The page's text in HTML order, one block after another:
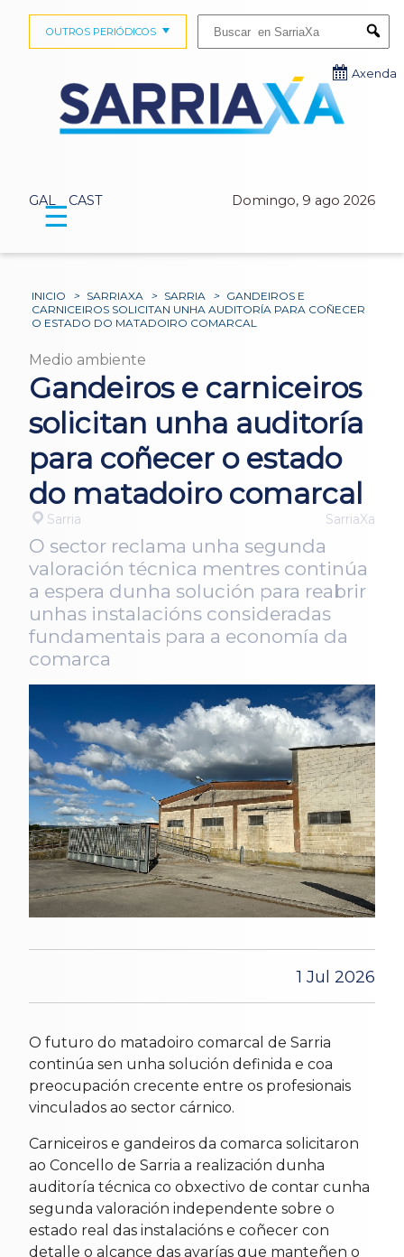
GAL CAST Domingo, 9 ago 2026
OUTROS PERIÓDICOS
Axenda
☰
INICIO > SARRIAXA > SARRIA > GANDEIROS E
CARNICEIROS SOLICITAN UNHA AUDITORÍA PARA COÑECER
O ESTADO DO MATADOIRO COMARCAL
Medio ambiente
Gandeiros e carniceiros
solicitan unha auditoría
para coñecer o estado
do matadoiro comarcal
Sarria SarriaXa
O sector reclama unha segunda
valoración técnica mentres continúa
a espera dunha solución para reabrir
unhas instalacións consideradas
fundamentais para a economía da
comarca
1 Jul 2026
O futuro do matadoiro comarcal de Sarria
continúa sen unha solución definida e coa
preocupación crecente entre os profesionais
vinculados ao sector cárnico.
Carniceiros e gandeiros da comarca solicitaron
ao Concello de Sarria a realización dunha
auditoría técnica co obxectivo de contar cunha
segunda valoración independente sobre o
estado real das instalacións e coñecer con
detalle o alcance das avarías que manteñen o